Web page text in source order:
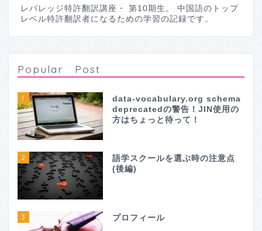
レバレッジ特許翻訳講座・ 第10期生。 中国語のトップ
レベル特許翻訳者になるための学習の記録です。
Popular Post
1
data-vocabulary.org schema
deprecatedの警告！JIN使用の
方はちょっと待って！
2
語学スクールを選ぶ時の注意点
(後編)
3 プロフィール